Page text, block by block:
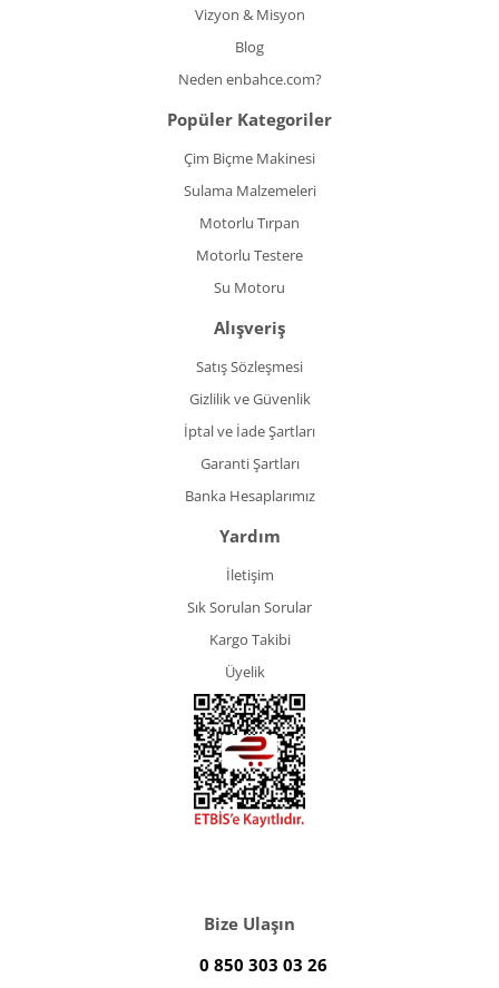
Vizyon & Misyon
Blog
Neden enbahce.com?
Popüler Kategoriler
Çim Biçme Makinesi
Sulama Malzemeleri
Motorlu Tırpan
Motorlu Testere
Su Motoru
Alışveriş
Satış Sözleşmesi
Gizlilik ve Güvenlik
İptal ve İade Şartları
Garanti Şartları
Banka Hesaplarımız
Yardım
İletişim
Sık Sorulan Sorular
Kargo Takibi
Üyelik
Bize Ulaşın
0 850 303 03 26